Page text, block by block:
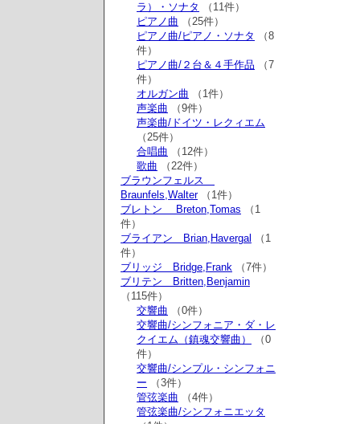
ラ）・ソナタ
（11件）
ピアノ曲 （25件）
ピアノ曲/ピアノ・ソナタ
（8
件）
ピアノ曲/２台＆４手作品 （7
件）
オルガン曲 （1件）
声楽曲 （9件）
声楽曲/ドイツ・レクィエム
（25件）
合唱曲 （12件）
歌曲 （22件）
ブラウンフェルス
Braunfels,Walter（1件）
ブレトン Breton,Tomas （1
件）
ブライアン Brian,Havergal
（1
件）
ブリッジ Bridge,Frank （7件）
ブリテン Britten,Benjamin
（115件）
交響曲 （0件）
交響曲/シンフォニア・ダ・レ
クイエム（鎮魂交響曲）
（0
件）
交響曲/シンプル・シンフォニ
ー （3件）
管弦楽曲 （4件）
管弦楽曲/シンフォニエッタ